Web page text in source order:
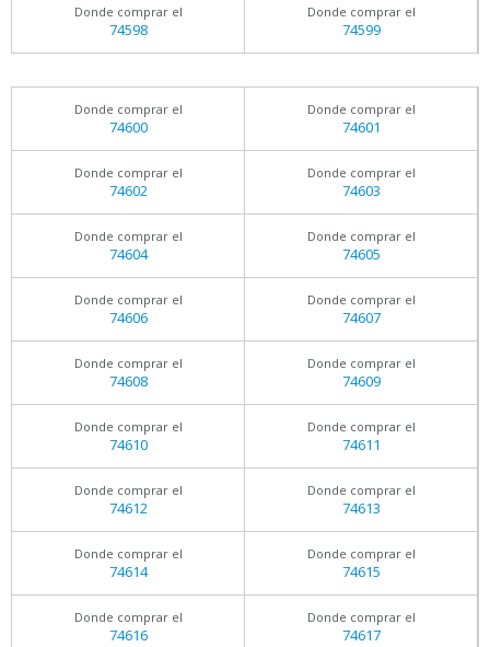
Donde comprar el
74598
Donde comprar el
74599
Donde comprar el
74600
Donde comprar el
74601
Donde comprar el
74602
Donde comprar el
74603
Donde comprar el
74604
Donde comprar el
74605
Donde comprar el
74606
Donde comprar el
74607
Donde comprar el
74608
Donde comprar el
74609
Donde comprar el
74610
Donde comprar el
74611
Donde comprar el
74612
Donde comprar el
74613
Donde comprar el
74614
Donde comprar el
74615
Donde comprar el
74616
Donde comprar el
74617